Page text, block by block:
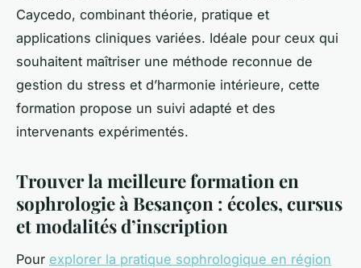
Caycedo, combinant théorie, pratique et
applications cliniques variées. Idéale pour ceux qui
souhaitent maîtriser une méthode reconnue de
gestion du stress et d’harmonie intérieure, cette
formation propose un suivi adapté et des
intervenants expérimentés.
Trouver la meilleure formation en
sophrologie à Besançon : écoles, cursus
et modalités d’inscription
Pour explorer la pratique sophrologique en région